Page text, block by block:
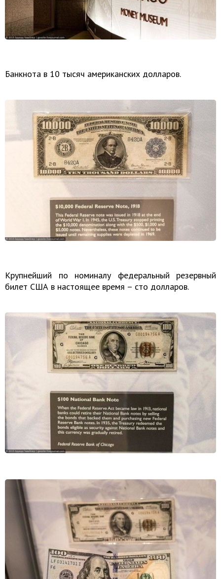
Банкнота в 10 тысяч американских долларов.
Крупнейший по номиналу федеральный резервный
билет США в настоящее время – сто долларов.